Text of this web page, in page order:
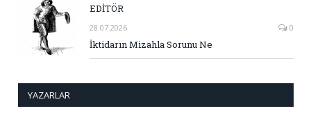
EDİTÖR
28.07.2026 0
İktidarın Mizahla Sorunu Ne
YAZARLAR